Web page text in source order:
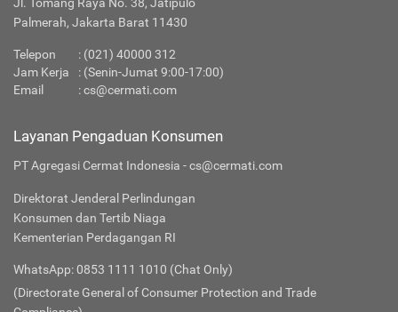
Palmerah, Jakarta Barat 11430
Telepon : (021) 40000 312
Jam Kerja
: (Senin-Jumat 9:00-17:00)
Email
:cs@cermati.com
Layanan Pengaduan Konsumen
PT Agregasi Cermat Indonesia - cs@cermati.com
Direktorat Jenderal Perlindungan
Konsumen dan Tertib Niaga
Kementerian Perdagangan RI
WhatsApp: 0853 1111 1010 (Chat Only)
(Directorate General of Consumer Protection and Trade